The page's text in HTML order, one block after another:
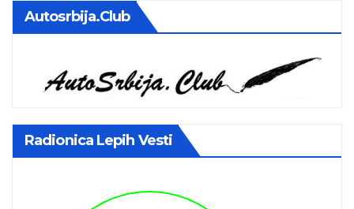
Autosrbija.club
Radionica Lepih Vesti